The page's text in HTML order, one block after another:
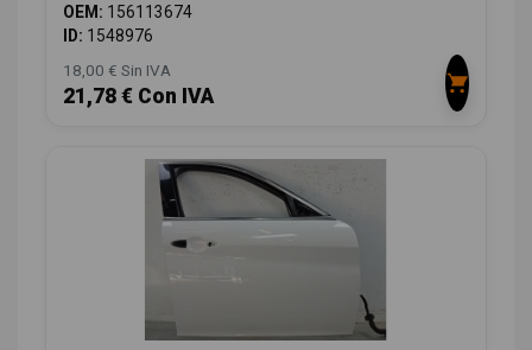
OEM: 156113674
ID: 1548976
18,00 € Sin IVA
21,78 € Con IVA